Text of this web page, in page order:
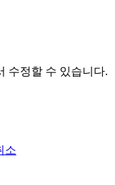
수정할 수 있습니다.
소